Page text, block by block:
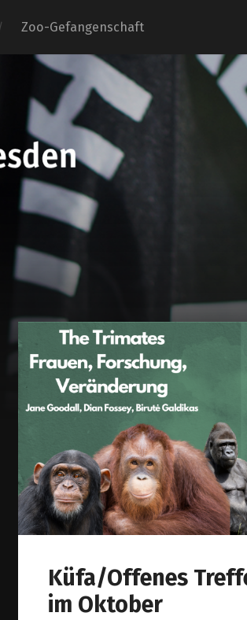
Zoo-Gefangenschaft
Küfa/Offenes
im Oktober